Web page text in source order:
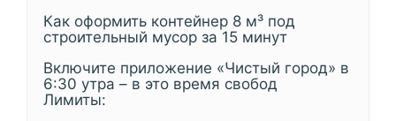
Как оформить контейнер 8 м³ под
строительный мусор за 15 минут
Включите приложение «Чистый город» в
6:30 утра – в это время свобод
Лимиты: